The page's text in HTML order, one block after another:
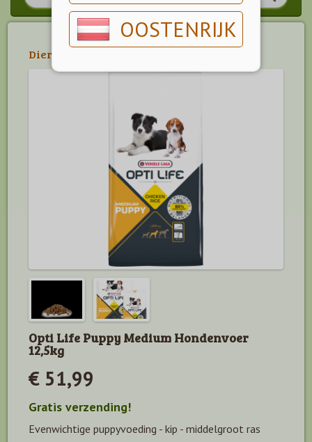
OOSTENRIJK
Dier
Opti Life Puppy Medium Hondenvoer
12,5kg
€ 51,99
Gratis verzending!
Evenwichtige puppyvoeding - kip - middelgroot ras